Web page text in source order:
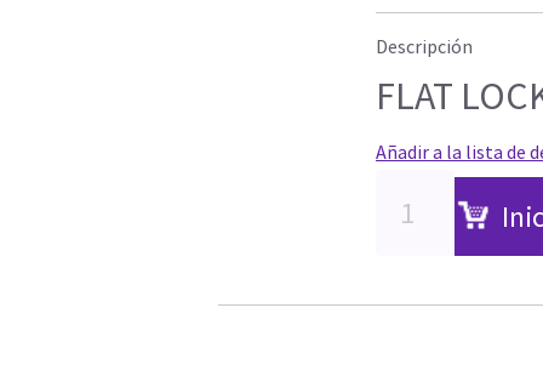
Descripción
FLAT
Añadir a la lista de